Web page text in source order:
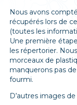
Nous avons
récupérés lors de
(toutes les
Une première
les répertorier.
morceaux de
manquerons pas
fourmi.
D’autres images